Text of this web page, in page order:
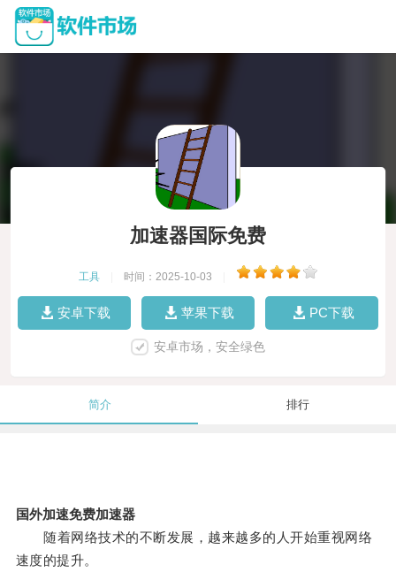
加速器国际免费
工具 时间：2025-10-03
安卓下载 苹果下载 PC下载
安卓市场，安全绿色
简介 排行
国外加速免费加速器
随着网络技术的不断发展，越来越多的人开始重视网络
速度的提升。